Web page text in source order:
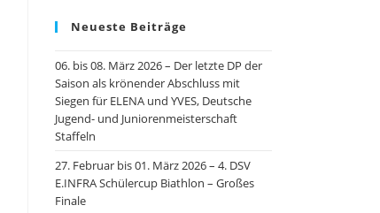
Neueste Beiträge
06. bis 08. März 2026 – Der letzte DP der
Saison als krönender Abschluss mit
Siegen für ELENA und YVES, Deutsche
Jugend- und Juniorenmeisterschaft
Staffeln
27. Februar bis 01. März 2026 – 4. DSV
E.INFRA Schülercup Biathlon – Großes
Finale